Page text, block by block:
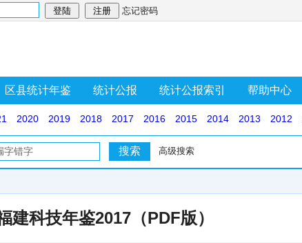
忘记密码
区县统计年鉴 统计公报 统计公报索引 帮助中心
2020 2019 2018 2017 2016 2015 2014 2013 2012
高级搜索
建科技年鉴2017（PDF版）